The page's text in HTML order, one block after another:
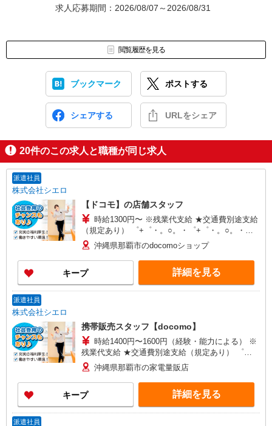
求人応募期間：2026/08/07～2026/08/31
閲覧履歴を見る
ブックマーク ポストする
シェアする URLをシェア
20件のこの求人と職種が同じ求人
派遣社員
株式会社シエロ
【ドコモ】の店舗スタッフ
時給1300円〜 ※残業代支給 ★交通費別途支給
（規定あり） ゜+゜・。○。・゜+゜・。○。・゜
+゜ 入社祝い金10万円支給(規定有) お友達を紹介
頂くと, インセンティブ支給(規定有) ★月2回払
い・週払い可能（規程有）★ ゜・。○。・゜
+゜・。○。・゜+゜
沖縄県那覇市のdocomoショップ
キープ 詳細を見る
派遣社員
株式会社シエロ
携帯販売スタッフ【docomo】
時給1400円〜1600円（経験・能力による） ※
残業代支給 ★交通費別途支給（規定あり） ゜
+゜・。○。・゜+゜・。○。・゜+゜ 入社祝い金10
万円支給(規定有) お友達を紹介頂くと, インセンテ
ィブ支給(規定有) ★月2回払い・週払い可能（規程
有）★ ゜・。○。・゜+゜・。○。・゜+゜
沖縄県那覇市の家電量販店
キープ 詳細を見る
派遣社員